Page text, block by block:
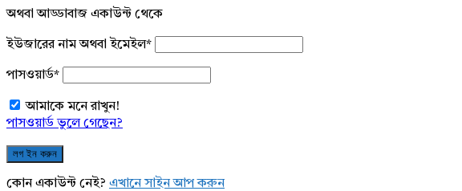
অথবা আড্ডাবাজ একাউন্ট থেকে
ইউজারের নাম অথবা ইমেইল*
পাসওয়ার্ড*
আমাকে মনে রাখুন!
পাসওয়ার্ড ভুলে গেছেন?
কোন একাউন্ট নেই? এখানে সাইন আপ করুন